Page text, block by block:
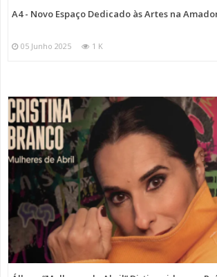
A4 - Novo Espaço Dedicado às Artes na
05 Junho 2025 1 K